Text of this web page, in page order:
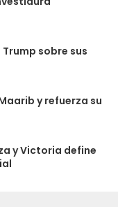
sobre sus
y refuerza su
y Victoria define